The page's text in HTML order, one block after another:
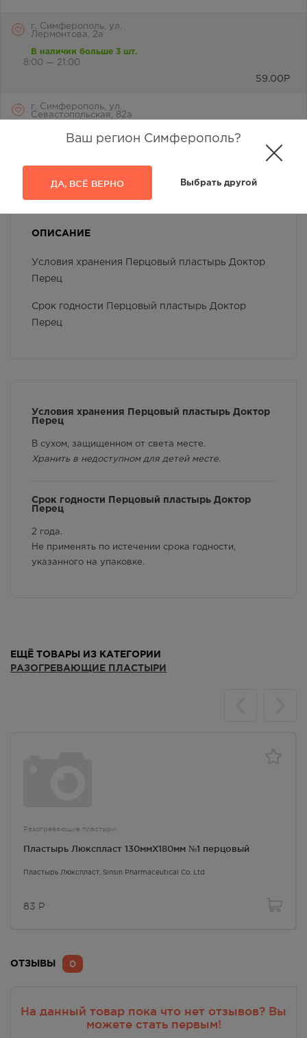
Ваш регион Симферополь?
ДА, ВСЁ ВЕРНО Выбрать другой
г. Симферополь, ул.
Лермонтова, 2а
В наличии больше 3 шт.
8:00 — 21:00
59.00 Р
г. Симферополь, ул.
Севастопольская, 82а
В наличии меньше 3 шт.
8:00 — 21:00
59.00
ОПИСАНИЕ
Условия хранения Перцовый пластырь Доктор
Перец
Срок годности Перцовый пластырь Доктор
Перец
Условия хранения Перцовый пластырь Доктор
Перец
В сухом, защищенном от света месте.
Хранить в недоступном для детей месте.
Срок годности Перцовый пластырь Доктор
Перец
2 года.
Не применять по истечении срока годности,
указанного на упаковке.
ЕЩЁ ТОВАРЫ ИЗ КАТЕГОРИИ
РАЗОГРЕВАЮЩИЕ ПЛАСТЫРИ
Разогревающие пластыри
Пластырь Люкспласт 130ммX180мм №1 перцовый
Пластырь Люкспласт, Sinsin Pharmaceutical Co. Ltd
83 Р
0
ОТЗЫВЫ
На данный товар пока что нет отзывов? Вы
можете стать первым!